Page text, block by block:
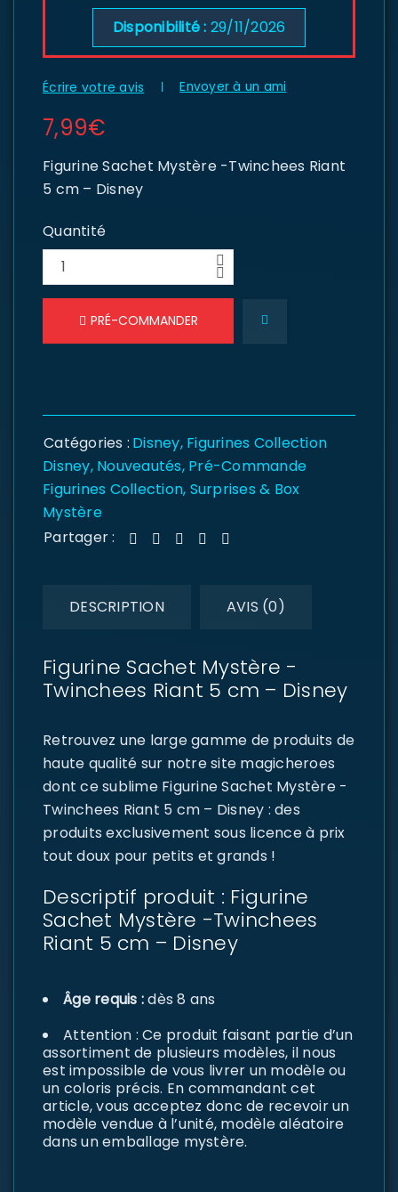
Disponibilité : 29/11/2026
Écrire votre avis Envoyer à un ami
7,99€
Figurine Sachet Mystère -Twinchees Riant
5 cm – Disney
Quantité
PRÉ-COMMANDER
Catégories : Disney, Figurines Collection
Disney, Nouveautés, Pré-Commande
Figurines Collection, Surprises & Box
Mystère
Partager :
DESCRIPTION AVIS (0)
Figurine Sachet Mystère -
Twinchees Riant 5 cm – Disney
Retrouvez une large gamme de produits de
haute qualité sur notre site magicheroes
dont ce sublime Figurine Sachet Mystère -
Twinchees Riant 5 cm – Disney : des
produits exclusivement sous licence à prix
tout doux pour petits et grands !
Descriptif produit : Figurine
Sachet Mystère -Twinchees
Riant 5 cm – Disney
Âge requis :dès 8 ans
Attention : Ce produit faisant partie d’un
assortiment de plusieurs modèles, il nous
est impossible de vous livrer un modèle ou
un coloris précis. En commandant cet
article, vous acceptez donc de recevoir un
modèle vendue à l’unité, modèle aléatoire
dans un emballage mystère.